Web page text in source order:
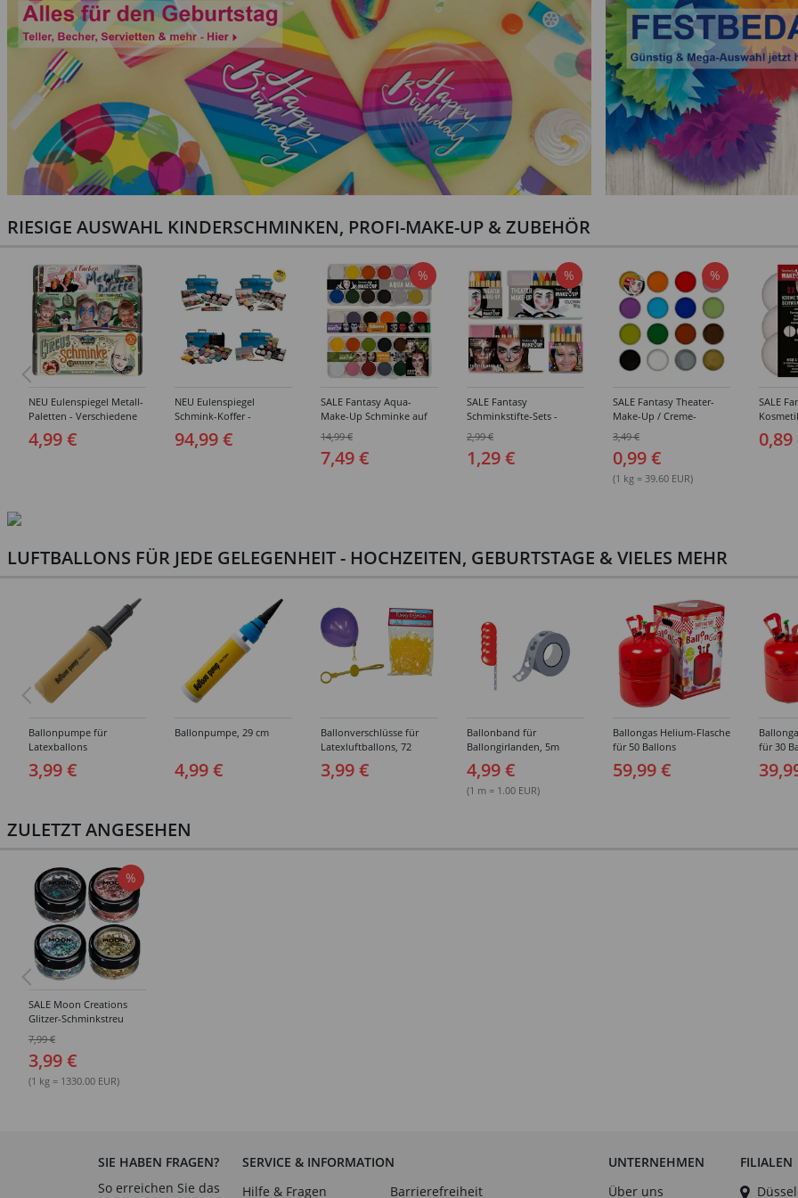
RIESIGE AUSWAHL KINDERSCHMINKEN, PROFI-MAKE-UP & ZUBEHÖR
NEU Eulenspiegel Metall-
Paletten - Verschiedene
Sets
4,99 €
NEU Eulenspiegel
Schmink-Koffer -
Verschiedene
Ausführungen
94,99 €
%
SALE Fantasy Aqua-
Make-Up Schminke auf
Wasserbasis, Malkästen /
Paletten - Verschiedene
Ausführungen
14,99 €
7,49 €
%
SALE Fantasy
Schminkstifte-Sets -
Verschiedene
Ausführungen
2,99 €
1,29 €
%
SALE Fantasy Theater-
Make-Up / Creme-
Schminke auf Fettbasis,
25g - Verschiedene
Karnevalsfarben
3,49 €
0,99 €
(1 kg = 39.60 EUR)
SALE
0,89
LUFTBALLONS FÜR JEDE GELEGENHEIT - HOCHZEITEN, GEBURTSTAGE & VIELES MEHR
Ballonpumpe für
Latexballons
3,99 €
Ballonpumpe, 29 cm
4,99 €
Ballonverschlüsse für
Latexluftballons, 72
Stück
3,99 €
Ballonband für
Ballongirlanden, 5m
Deko-Band aus PVC
4,99 €
(1 m = 1.00 EUR)
Ballongas Helium-Flasche
für 50 Ballons
59,99 €
für 30
ZULETZT ANGESEHEN
%
SALE Moon Creations
Glitzer-Schminkstreu
holographische Formen,
3g - Verschiedene Farben
7,99 €
3,99 €
(1 kg = 1330.00 EUR)
SIE HABEN FRAGEN?
So erreichen Sie das
SERVICE & INFORMATION
Hilfe & Fragen
Barrierefreiheit
UNTERNEHMEN
Über uns
FILIALEN